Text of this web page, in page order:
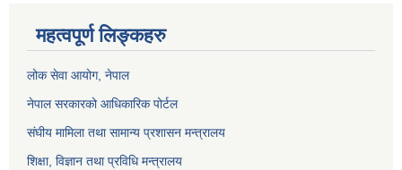
महत्वपूर्ण लिङ्कहरु
लोक सेवा आयोग, नेपाल
नेपाल सरकारको आधिकारिक पोर्टल
संघीय मामिला तथा सामान्य प्रशासन मन्त्रालय
शिक्षा, विज्ञान तथा प्रविधि मन्त्रालय